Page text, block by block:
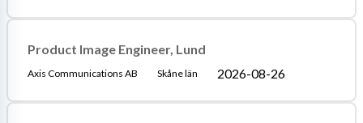
Product Image Engineer, Lund
Axis Communications AB Skåne län 2026-08-26